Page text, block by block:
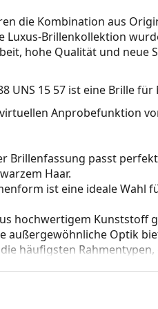
die Kombination aus
Luxus-Brillenkollektion
hohe Qualität und neue
UNS 15 57 ist eine Brille für
Anprobefunktion
Brillenfassung passt
Haar.
ist eine ideale Wahl
hochwertigem Kunststoff
außergewöhnliche Optik
häufigsten
Langlebigkeit, die
Beschädigungen. Dieser